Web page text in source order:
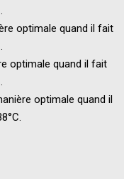
optimale quand il fait
optimale quand il fait
optimale quand il